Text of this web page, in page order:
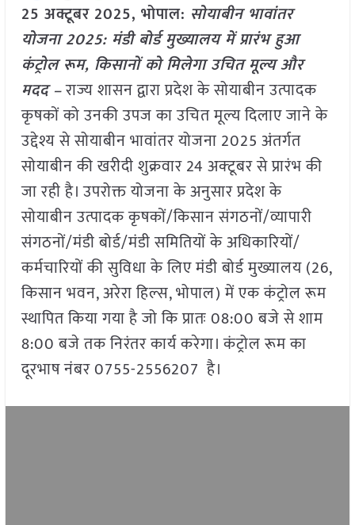
25 अक्टूबर 2025, भोपाल: सोयाबीन भावांतर
योजना 2025: मंडी बोर्ड मुख्यालय में प्रारंभ हुआ
कंट्रोल रूम, किसानों को मिलेगा उचित मूल्यऔर
मदद –राज्य शासन द्वारा प्रदेश के सोयाबीन उत्पादक
कृषकों को उनकी उपज का उचित मूल्य दिलाए जाने के
उद्देश्य से सोयाबीन भावांतर योजना 2025 अंतर्गत
सोयाबीन की खरीदी शुक्रवार 24 अक्‍टूबर से प्रारंभ की
जा रही है। उपरोक्त योजना के अनुसार प्रदेश के
सोयाबीन उत्पादक कृषकों/किसान संगठनों/व्यापारी
संगठनों/मंडी बोर्ड/मंडी समितियों के अधिकारियों/
कर्मचारियों की सुविधा के लिए मंडी बोर्ड मुख्यालय (26,
किसान भवन, अरेरा हिल्स, भोपाल) में एक कंट्रोल रूम
स्थापित किया गया है जो कि प्रातः 08:00 बजे से शाम
8:00 बजे तक निरंतर कार्य करेगा। कंट्रोल रूम का
दूरभाष नंबर 0755-2556207 है।